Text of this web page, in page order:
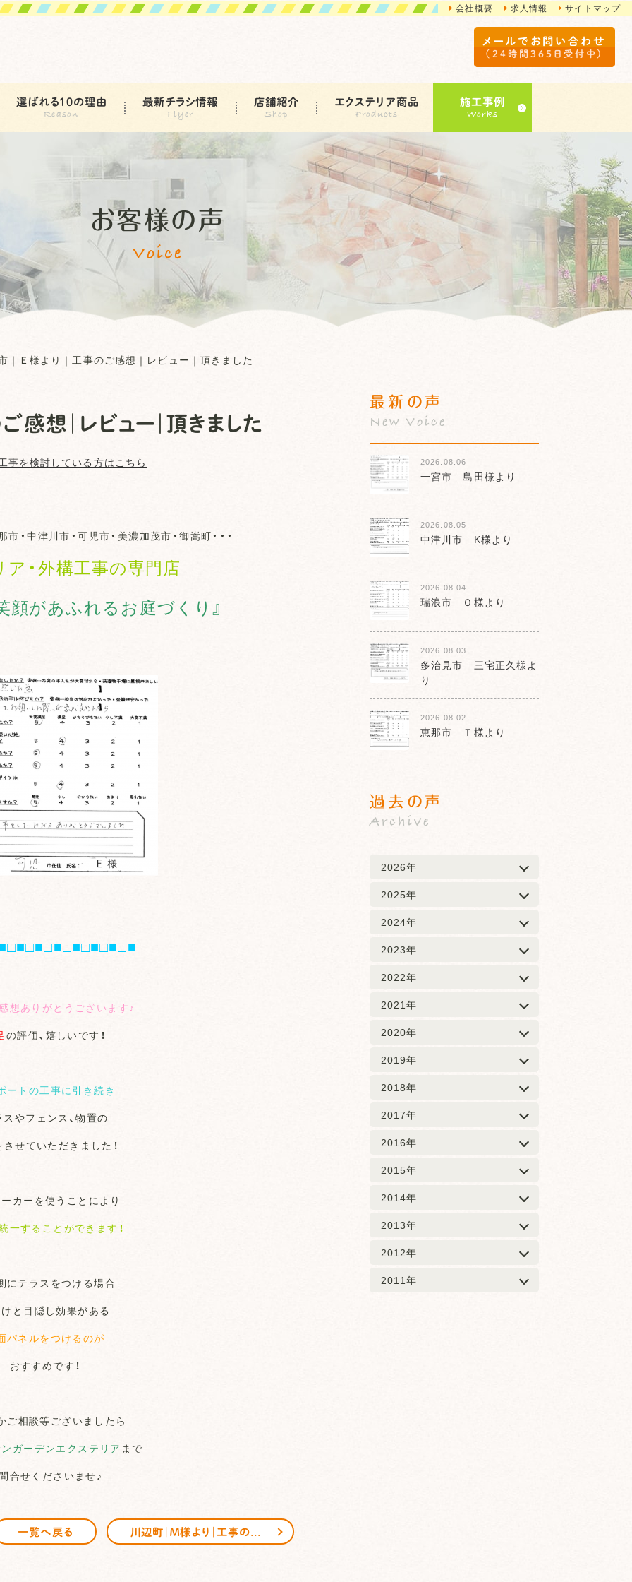
会社概要 求人情報 サイトマップ
メールでお問い合わせ
（24時間365日受付中）
選ばれる10の理由 最新チラシ情報 店舗紹介 エクステリア商品 施工事例
お客様の声
Voice
｜Ｅ様より｜工事のご感想｜レビュー｜頂きました
感想｜レビュー｜頂きました
事を検討している方はこちら
・中津川市・可児市・美濃加茂市・御嵩町・・・
・外構工事の専門店
顔があふれるお庭づくり』
想ありがとうございます♪
の評価、嬉しいです！
ートの工事に引き続き
スやフェンス、物置の
せていただきました！
カーを使うことにより
一することができます！
にテラスをつける場合
と目隠し効果がある
パネルをつけるのが
おすすめです！
ご相談等ございましたら
ガーデンエクステリア まで
合せくださいませ♪
一覧へ戻る
最新の声
New Voice
2026.08.06
一宮市 島田様より
2026.08.05
中津川市 K様より
2026.08.04
瑞浪市 Ｏ様より
2026.08.03
多治見市 三宅正久様よ
り
2026.08.02
恵那市 Ｔ様より
過去の声
Archive
2026年
2025年
2024年
2023年
2022年
2021年
2020年
2019年
2018年
2017年
2016年
2015年
2014年
2013年
2012年
2011年